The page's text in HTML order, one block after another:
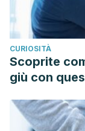
CURIOSITÀ
Scoprite
giù con